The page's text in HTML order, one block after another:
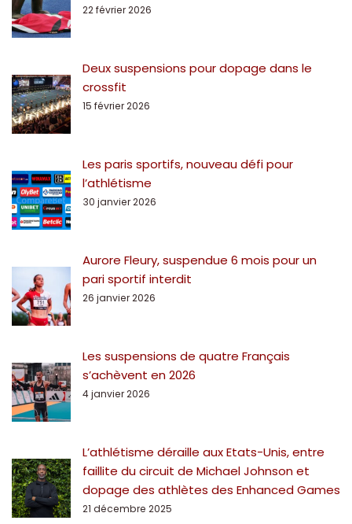
22 février 2026
Deux suspensions pour dopage dans le
crossfit
15 février 2026
Les paris sportifs, nouveau défi pour
l’athlétisme
30 janvier 2026
Aurore Fleury, suspendue 6 mois pour un
pari sportif interdit
26 janvier 2026
Les suspensions de quatre Français
s’achèvent en 2026
4 janvier 2026
L’athlétisme déraille aux Etats-Unis, entre
faillite du circuit de Michael Johnson et
dopage des athlètes des Enhanced Games
21 décembre 2025